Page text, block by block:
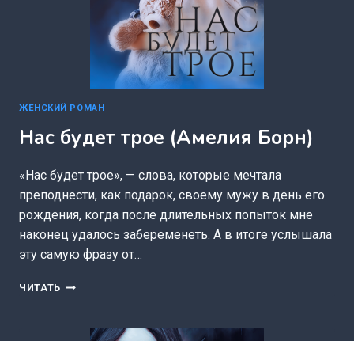
ЖЕНСКИЙ РОМАН
Нас будет трое (Амелия Борн)
«Нас будет трое», — слова, которые мечтала
преподнести, как подарок, своему мужу в день его
рождения, когда после длительных попыток мне
наконец удалось забеременеть. А в итоге услышала
эту самую фразу от…
ЧИТАТЬ НАС
(АМЕЛИЯ